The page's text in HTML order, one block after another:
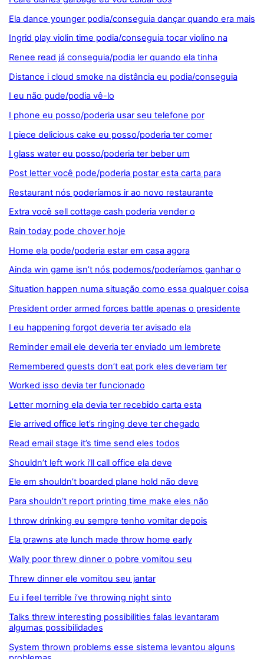
Ela dance younger podia/conseguia dançar quando era mais
Ingrid play violin time podia/conseguia tocar violino na
Renee read já conseguia/podia ler quando ela tinha
Distance i cloud smoke na distância eu podia/conseguia
I eu não pude/podia vê-lo
I phone eu posso/poderia usar seu telefone por
I piece delicious cake eu posso/poderia ter comer
I glass water eu posso/poderia ter beber um
Post letter você pode/poderia postar esta carta para
Restaurant nós poderíamos ir ao novo restaurante
Extra você sell cottage cash poderia vender o
Rain today pode chover hoje
Home ela pode/poderia estar em casa agora
Ainda win game isn’t nós podemos/poderíamos ganhar o
Situation happen numa situação como essa qualquer coisa
President order armed forces battle apenas o presidente
I eu happening forgot deveria ter avisado ela
Reminder email ele deveria ter enviado um lembrete
Remembered guests don’t eat pork eles deveriam ter
Worked isso devia ter funcionado
Letter morning ela devia ter recebido carta esta
Ele arrived office let’s ringing deve ter chegado
Read email stage it’s time send eles todos
Shouldn’t left work i’ll call office ela deve
Ele em shouldn’t boarded plane hold não deve
Para shouldn’t report printing time make eles não
I throw drinking eu sempre tenho vomitar depois
Ela prawns ate lunch made throw home early
Wally poor threw dinner o pobre vomitou seu
Threw dinner ele vomitou seu jantar
Eu i feel terrible i’ve throwing night sinto
Talks threw interesting possibilities falas levantaram
algumas possibilidades
System thrown problems esse sistema levantou alguns